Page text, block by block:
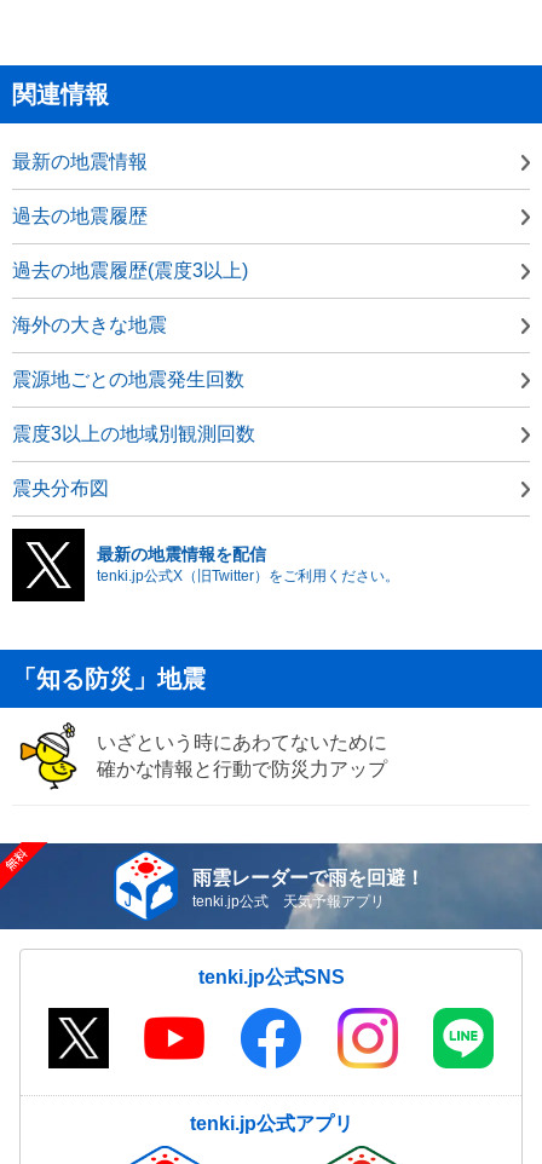
関連情報
最新の地震情報
過去の地震履歴
過去の地震履歴(震度3以上)
海外の大きな地震
震源地ごとの地震発生回数
震度3以上の地域別観測回数
震央分布図
最新の地震情報を配信
tenki.jp公式X（旧Twitter）をご利用ください。
「知る防災」地震
いざという時にあわてないために
確かな情報と行動で防災力アップ
雨雲レーダーで雨を回避！
tenki.jp公式 天気予報アプリ
tenki.jp公式SNS
tenki.jp公式アプリ